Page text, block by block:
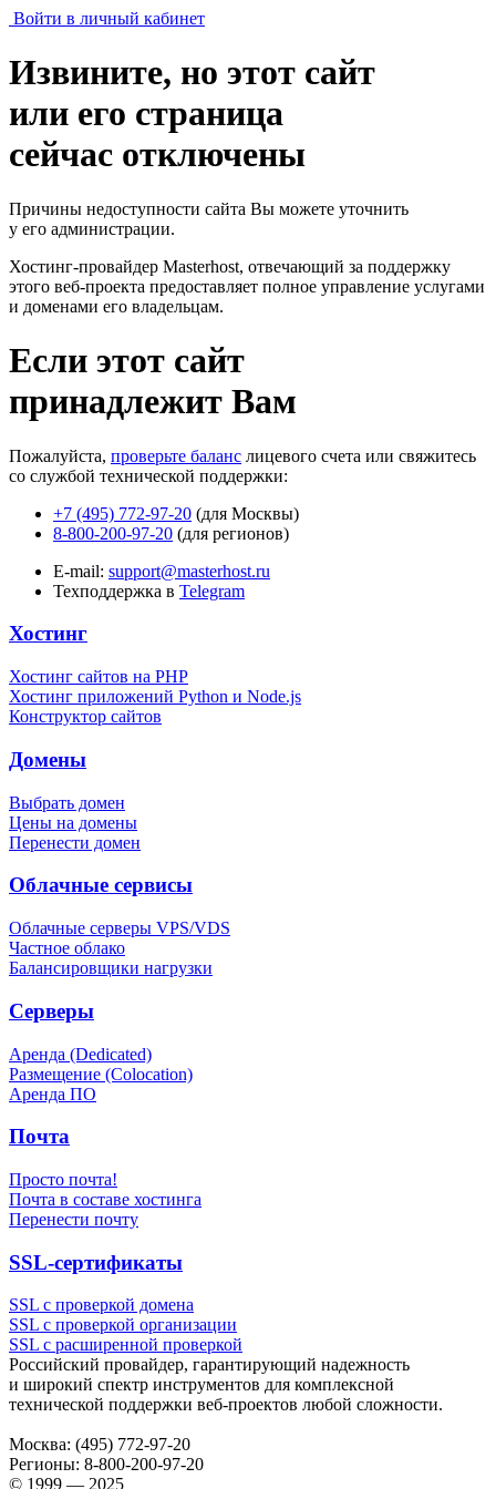
Войти в личный кабинет
Извините, но этот сайт
или его страница
сейчас отключены
Причины недоступности сайта Вы можете уточнить
у его администрации.
Хостинг-провайдер Masterhost, отвечающий за поддержку
этого веб-проекта предоставляет полное управление услугами
и доменами его владельцам.
Если этот сайт
принадлежит Вам
Пожалуйста, проверьте баланс лицевого счета или свяжитесь
со службой технической поддержки:
+7 (495) 772-97-20 (для Москвы)
8-800-200-97-20 (для регионов)
E-mail: support@masterhost.ru
Техподдержка в Telegram
Хостинг
Хостинг сайтов на PHP
Хостинг приложений Python и Node.js
Конструктор сайтов
Домены
Выбрать домен
Цены на домены
Перенести домен
Облачные сервисы
Облачные серверы VPS/VDS
Частное облако
Балансировщики нагрузки
Серверы
Аренда (Dedicated)
Размещение (Colocation)
Аренда ПО
Почта
Просто почта!
Почта в составе хостинга
Перенести почту
SSL-сертификаты
SSL с проверкой домена
SSL с проверкой организации
SSL с расширенной проверкой
Российский провайдер, гарантирующий надежность
и широкий спектр инструментов для комплексной
технической поддержки веб-проектов любой сложности.
Москва: (495) 772-97-20
Регионы: 8-800-200-97-20
© 1999 — 2025